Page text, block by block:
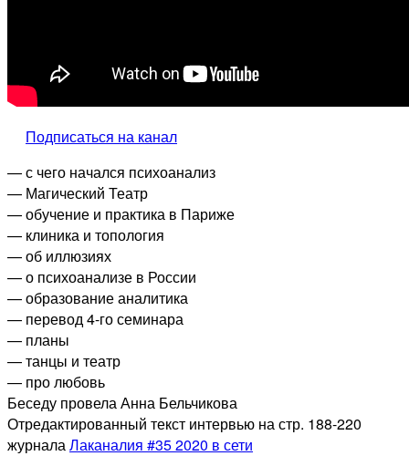
Подписаться на канал
— с чего начался психоанализ
— Магический Театр
— обучение и практика в Париже
— клиника и топология
— об иллюзиях
— о психоанализе в России
— образование аналитика
— перевод 4-го семинара
— планы
— танцы и театр
— про любовь
Беседу провела Анна Бельчикова
Отредактированный текст интервью на стр. 188-220
журналаЛаканалия #35 2020 в сети